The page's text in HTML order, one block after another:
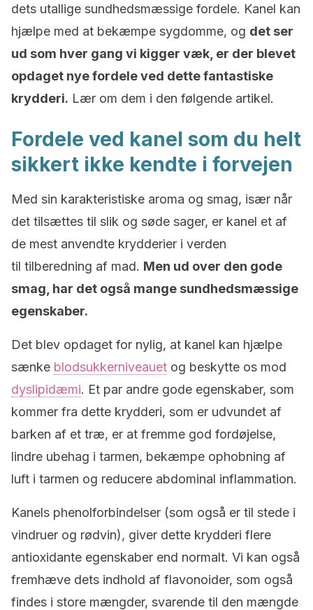
dets utallige sundhedsmæssige fordele. Kanel kan
hjælpe med at bekæmpe sygdomme, og det ser
ud som hver gang vi kigger væk, er der blevet
opdaget nye fordele ved dette fantastiske
krydderi. Lær om dem i den følgende artikel.
Fordele ved kanel som du helt
sikkert ikke kendte i forvejen
Med sin karakteristiske aroma og smag, især når
det tilsættes til slik og søde sager, er kanel et af
de mest anvendte krydderier i verden
til tilberedning af mad. Men ud over den gode
smag, har det også mange sundhedsmæssige
egenskaber.
Det blev opdaget for nylig, at kanel kan hjælpe
sænke blodsukkerniveauet og beskytte os mod
dyslipidæmi. Et par andre gode egenskaber, som
kommer fra dette krydderi, som er udvundet af
barken af et træ, er at fremme god fordøjelse,
lindre ubehag i tarmen, bekæmpe ophobning af
luft i tarmen og reducere abdominal inflammation.
Kanels phenolforbindelser (som også er til stede i
vindruer og rødvin), giver dette krydderi flere
antioxidante egenskaber end normalt. Vi kan også
fremhæve dets indhold af flavonoider, som også
findes i store mængder, svarende til den mængde